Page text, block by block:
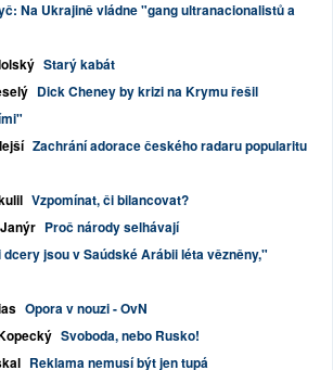
Na Ukrajině vládne "gang ultranacionalistů a
Starý kabát
Dick Cheney by krizi na Krymu řešil
Zachrání adorace českého radaru popularitu
Vzpomínat, či bilancovat?
Proč národy selhávají
jsou v Saúdské Arábii léta vězněny,"
Opora v nouzi - OvN
Svoboda, nebo Rusko!
Reklama nemusí být jen tupá